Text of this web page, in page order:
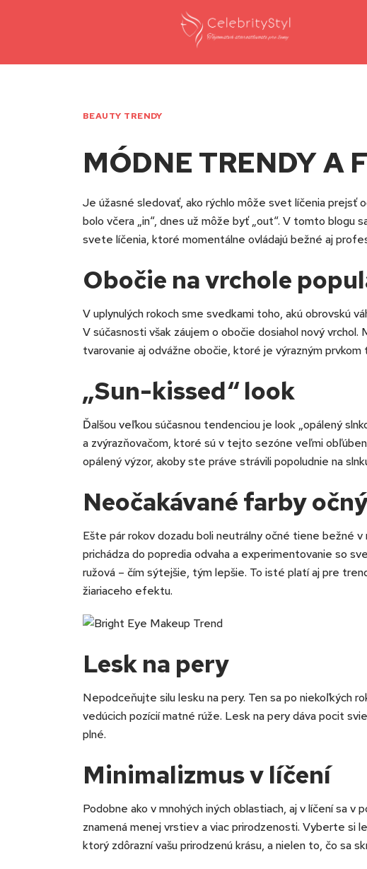
BEAUTY TRENDY
MÓDNE TRENDY A
Je úžasné sledovať, ako rýchlo môže svet líčenia prejsť
bolo včera „in“, dnes už môže byť „out“. V tomto
svete líčenia, ktoré momentálne ovládajú bežné aj
Obočie na vrchole
V uplynulých rokoch sme svedkami toho, akú obrovskú
V súčasnosti však záujem o obočie dosiahol nový
tvarovanie aj odvážne obočie, ktoré je výrazným prvkom
„Sun-kissed“ look
Ďalšou veľkou súčasnou tendenciou je look „opálený
a zvýrazňovačom, ktoré sú v tejto sezóne veľmi
opálený výzor, akoby ste práve strávili popoludnie na
Neočakávané farby
Ešte pár rokov dozadu boli neutrálny očné tiene bežné
prichádza do popredia odvaha a experimentovanie so
ružová – čím sýtejšie, tým lepšie. To isté platí aj pre
žiariaceho efektu.
Lesk na pery
Nepodceňujte silu lesku na pery. Ten sa po niekoľkých
vedúcich pozícií matné rúže. Lesk na pery dáva pocit
plné.
Minimalizmus v líčení
Podobne ako v mnohých iných oblastiach, aj v líčení sa v
znamená menej vrstiev a viac prirodzenosti. Vyberte si
ktorý zdôrazní vašu prirodzenú krásu, a nielen to, čo sa